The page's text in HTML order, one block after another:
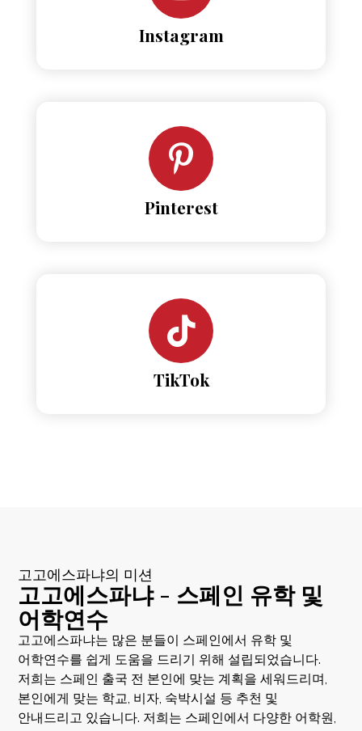
Instagram
Pinterest
TikTok
고고에스파냐의 미션
고고에스파냐 - 스페인 유학 및
어학연수
고고에스파냐는 많은 분들이 스페인에서 유학 및
어학연수를 쉽게 도움을 드리기 위해 설립되었습니다.
저희는 스페인 출국 전 본인에 맞는 계획을 세워드리며,
본인에게 맞는 학교, 비자, 숙박시설 등 추천 및
안내드리고 있습니다. 저희는 스페인에서 다양한 어학원,